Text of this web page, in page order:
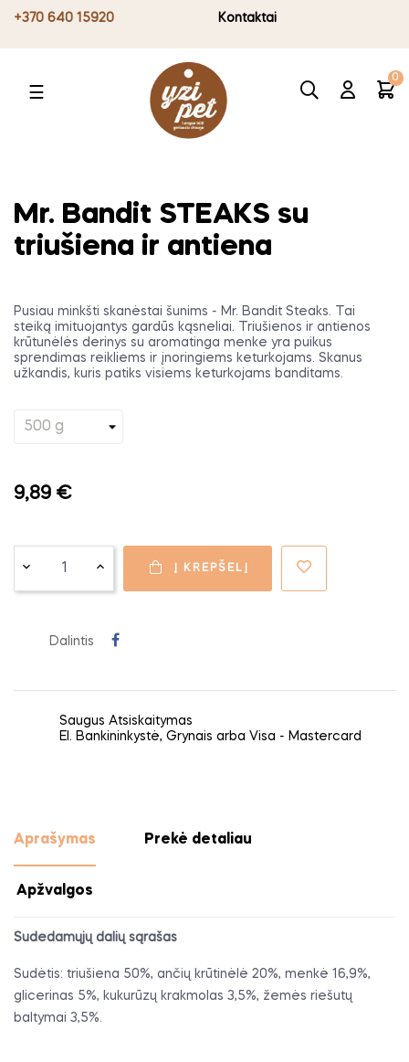
+370 640 15920 Kontaktai
Toggle
☰
0
Mr. Bandit STEAKS su
triušiena ir antiena
Pusiau minkšti skanėstai šunims - Mr. Bandit Steaks. Tai
steiką imituojantys gardūs kąsneliai. Triušienos ir antienos
krūtunėlės derinys su aromatinga menke yra puikus
sprendimas reikliems ir įnoringiems keturkojams. Skanus
užkandis, kuris patiks visiems keturkojams banditams.
9,89 €
Į KREPŠELĮ
Dalintis
Saugus Atsiskaitymas
El. Bankininkystė, Grynais arba Visa - Mastercard
Aprašymas Prekė detaliau
Apžvalgos
Sudedamųjų dalių sąrašas
Sudėtis: triušiena 50%, ančių krūtinėlė 20%, menkė 16,9%,
glicerinas 5%, kukurūzų krakmolas 3,5%, žemės riešutų
baltymai 3,5%.